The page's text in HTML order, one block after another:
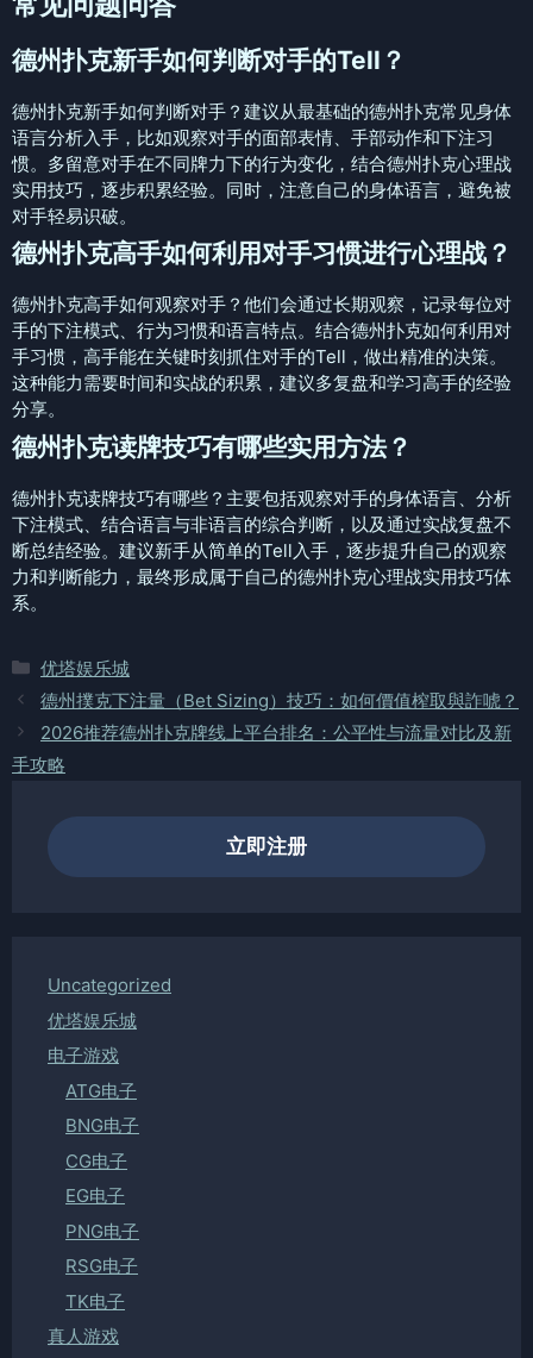
德州扑克新手如何判断对手的Tell？
德州扑克新手如何判断对手？建议从最基础的德州扑克常见身体
语言分析入手，比如观察对手的面部表情、手部动作和下注习
惯。多留意对手在不同牌力下的行为变化，结合德州扑克心理战
实用技巧，逐步积累经验。同时，注意自己的身体语言，避免被
对手轻易识破。
德州扑克高手如何利用对手习惯进行心理战？
德州扑克高手如何观察对手？他们会通过长期观察，记录每位对
手的下注模式、行为习惯和语言特点。结合德州扑克如何利用对
手习惯，高手能在关键时刻抓住对手的Tell，做出精准的决策。
这种能力需要时间和实战的积累，建议多复盘和学习高手的经验
分享。
德州扑克读牌技巧有哪些实用方法？
德州扑克读牌技巧有哪些？主要包括观察对手的身体语言、分析
下注模式、结合语言与非语言的综合判断，以及通过实战复盘不
断总结经验。建议新手从简单的Tell入手，逐步提升自己的观察
力和判断能力，最终形成属于自己的德州扑克心理战实用技巧体
系。
分
类
优塔娱乐城
德州撲克下注量（Bet Sizing）技巧：如何價值榨取與詐唬？
2026推荐德州扑克牌线上平台排名：公平性与流量对比及新
手攻略
立即注册
Uncategorized
优塔娱乐城
电子游戏
ATG电子
BNG电子
CG电子
EG电子
PNG电子
RSG电子
TK电子
真人游戏